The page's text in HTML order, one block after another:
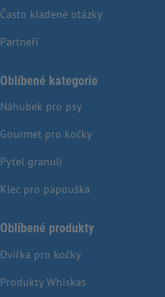
Často kladené otázky
Partneři
Oblíbené kategorie
Náhubek pro psy
Gourmet pro kočky
Pytel granulí
Klec pro papouška
Oblíbené produkty
Dvířka pro kočky
Produkty Whiskas